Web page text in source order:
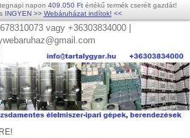
napon 409.050 Ft értékű termék cserélt gazdát!
INGYEN >> Webáruházat indítok! <<
vagy +36303834000 |